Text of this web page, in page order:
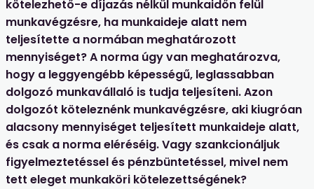
kötelezhető-e díjazás nélkül munkaidőn felül
munkavégzésre, ha munkaideje alatt nem
teljesítette a normában meghatározott
mennyiséget? A norma úgy van meghatározva,
hogy a leggyengébb képességű, leglassabban
dolgozó munkavállaló is tudja teljesíteni. Azon
dolgozót köteleznénk munkavégzésre, aki kiugróan
alacsony mennyiséget teljesített munkaideje alatt,
és csak a norma eléréséig. Vagy szankcionáljuk
figyelmeztetéssel és pénzbüntetéssel, mivel nem
tett eleget munkaköri kötelezettségének?